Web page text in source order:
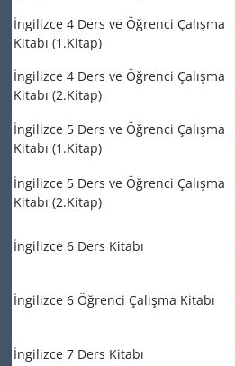
İngilizce 4 Ders ve Öğrenci Çalışma
Kitabı (1.Kitap)
İngilizce 4 Ders ve Öğrenci Çalışma
Kitabı (2.Kitap)
İngilizce 5 Ders ve Öğrenci Çalışma
Kitabı (1.Kitap)
İngilizce 5 Ders ve Öğrenci Çalışma
Kitabı (2.Kitap)
İngilizce 6 Ders Kitabı
İngilizce 6 Öğrenci Çalışma Kitabı
İngilizce 7 Ders Kitabı